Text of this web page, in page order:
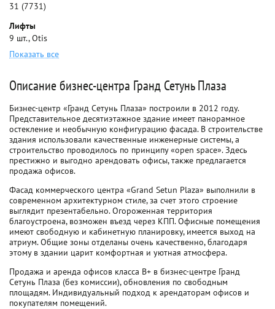
31 (7731)
Лифты
9 шт., Otis
Показать все
Описание бизнес-центра Гранд Сетунь Плаза
Бизнес-центр «Гранд Сетунь Плаза» построили в 2012 году.
Представительное десятиэтажное здание имеет панорамное
остекление и необычную конфигурацию фасада. В строительстве
здания использовали качественные инженерные системы, а
строительство проводилось по принципу «open space». Здесь
престижно и выгодно арендовать офисы, также предлагается
продажа офисов.
Фасад коммерческого центра «Grand Setun Plaza» выполнили в
современном архитектурном стиле, за счет этого строение
выглядит презентабельно. Огороженная территория
благоустроена, возможен въезд через КПП. Офисные помещения
имеют свободную и кабинетную планировку, имеется выход на
атриум. Общие зоны отделаны очень качественно, благодаря
этому в здании царит комфортная и уютная атмосфера.
Продажа и аренда офисов класса B+ в бизнес-центре Гранд
Сетунь Плаза (без комиссии), обновления по свободным
площадям. Индивидуальный подход к арендаторам офисов и
покупателям помещений.